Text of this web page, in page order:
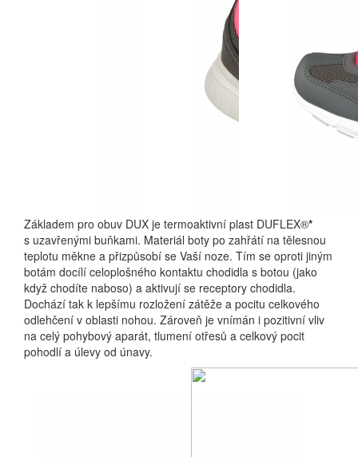
Základem pro obuv DUX je termoaktivní plast DUFLEX®*
s uzavřenými buňkami. Materiál boty po zahřátí na tělesnou
teplotu měkne a přizpůsobí se Vaší noze. Tím se oproti jiným
botám docílí celoplošného kontaktu chodidla s botou (jako
když chodíte naboso) a aktivují se receptory chodidla.
Dochází tak k lepšímu rozložení zátěže a pocitu celkového
odlehčení v oblasti nohou. Zároveň je vnímán i pozitivní vliv
na celý pohybový aparát, tlumení otřesů a celkový pocit
pohodlí a úlevy od únavy.